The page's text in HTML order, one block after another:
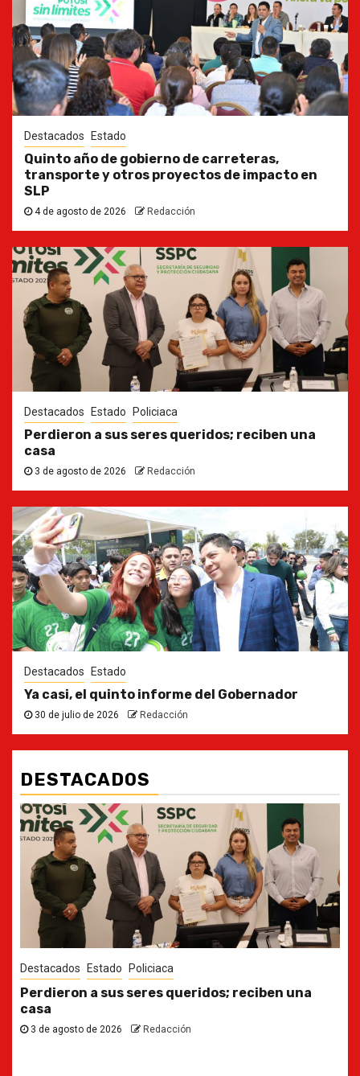
Destacados Estado
Quinto año de gobierno de carreteras,
transporte y otros proyectos de impacto en
SLP
4 de agosto de 2026 Redacción
Destacados Estado Policiaca
Perdieron a sus seres queridos; reciben una
casa
3 de agosto de 2026 Redacción
Destacados Estado
Ya casi, el quinto informe del Gobernador
30 de julio de 2026 Redacción
DESTACADOS
Destacados Estado
Ya casi, el quinto informe del Gobernador
30 de julio de 2026